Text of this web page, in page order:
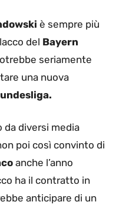
è sempre più
del Bayern
seriamente
una nuova
diversi media
poi così convinto di
anche l’anno
ha il contratto in
anticipare di un